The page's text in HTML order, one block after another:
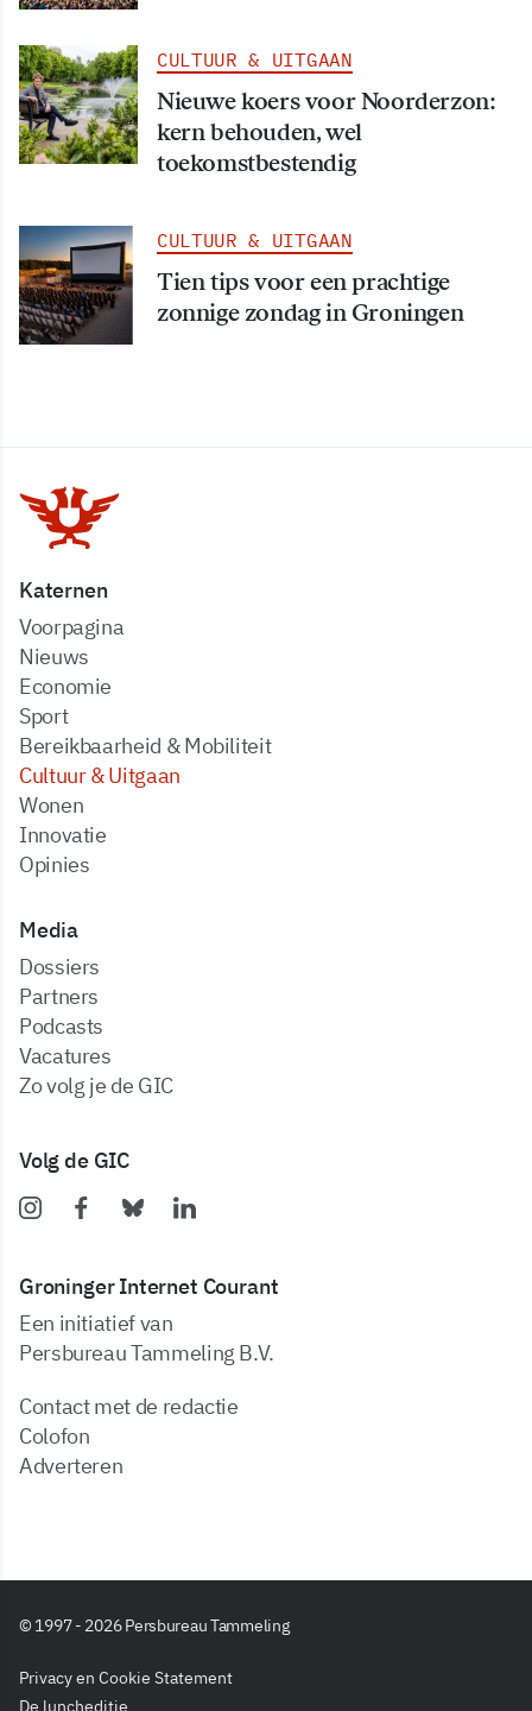
CULTUUR & UITGAAN
Nieuwe koers voor Noorderzon:
kern behouden, wel
toekomstbestendig
CULTUUR & UITGAAN
Tien tips voor een prachtige
zonnige zondag in Groningen
Katernen
Voorpagina
Nieuws
Economie
Sport
Bereikbaarheid & Mobiliteit
Cultuur & Uitgaan
Wonen
Innovatie
Opinies
Media
dossiers
partners
podcasts
vacatures
zo volg je de GIC
Volg de GIC
Groninger Internet Courant
Een initiatief van
Persbureau Tammeling B.V.
Contact met de redactie
Colofon
Adverteren
© 1997 - 2026 Persbureau Tammeling
Privacy en Cookie Statement